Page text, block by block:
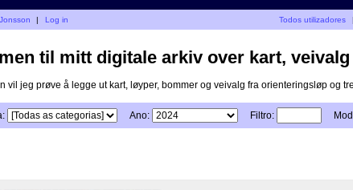
| Log in Todos utilizadores |
til mitt digitale arkiv over kart,
vil jeg prøve å legge ut kart, løyper, bommer og veivalg fra orienteringsløp og
Ano: Filtro: